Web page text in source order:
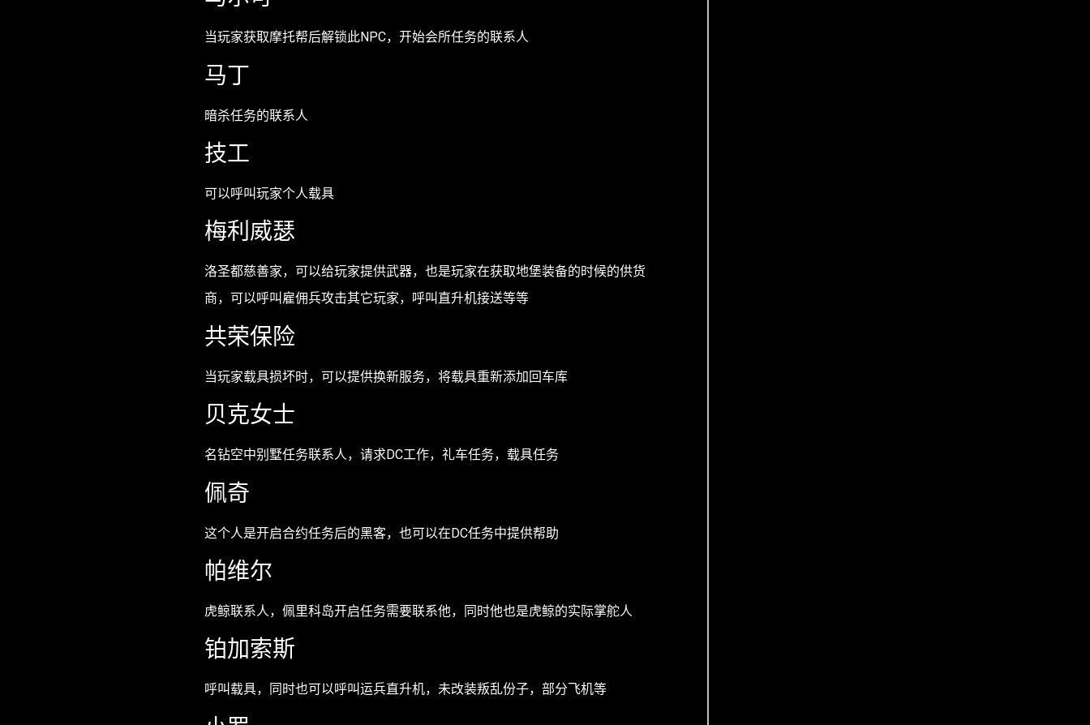
当玩家获取摩托帮后解锁此NPC，开始会所任务的联系人
马丁
暗杀任务的联系人
技工
可以呼叫玩家个人载具
梅利威瑟
洛圣都慈善家，可以给玩家提供武器，也是玩家在获取地堡装备的时候的供货
商，可以呼叫雇佣兵攻击其它玩家，呼叫直升机接送等等
共荣保险
当玩家载具损坏时，可以提供换新服务，将载具重新添加回车库
贝克女士
名钻空中别墅任务联系人，请求DC工作，礼车任务，载具任务
佩奇
这个人是开启合约任务后的黑客，也可以在DC任务中提供帮助
帕维尔
虎鲸联系人，佩里科岛开启任务需要联系他，同时他也是虎鲸的实际掌舵人
铂加索斯
呼叫载具，同时也可以呼叫运兵直升机，未改装叛乱份子，部分飞机等